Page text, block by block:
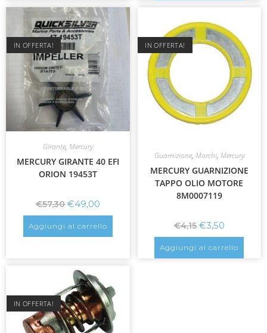
IN OFFERTA!
Girante, Mercury
MERCURY GIRANTE 40 EFI
ORION 19453T
€57,30 €49,00
Aggiungi al carrello
IN OFFERTA!
Guarnizione, Marchi, Mercury
MERCURY GUARNIZIONE
TAPPO OLIO MOTORE
8M0007119
€4,15 €3,50
Aggiungi al carrello
IN OFFERTA!